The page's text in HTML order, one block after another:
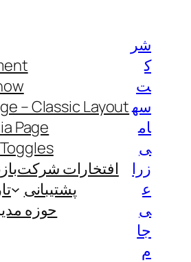
شر
ک
ت
سه
ام
ی
زرا
ع
ی
جا
م
– Classic Layout
Page
افتخارات شرکت
پشتیبانی
حوزه